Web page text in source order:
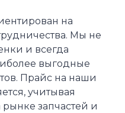
на
Мы не
и всегда
выгодные
Прайс на наши
учитывая
запчастей и